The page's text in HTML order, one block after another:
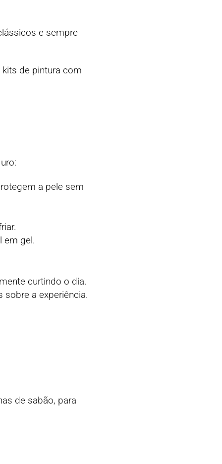
e sempre
kits de pintura com
a pele sem
em gel.
curtindo o dia.
a experiência.
de sabão, para